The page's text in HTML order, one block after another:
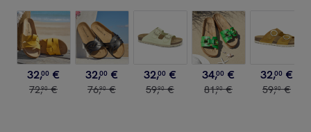
32,00 €
72,90 €
32,00 €
76,90 €
32,00 €
59,90 €
34,00 €
81,90 €
32,00 €
59,90 €